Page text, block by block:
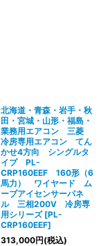
北海道・青森・岩手・秋
田・宮城・山形・福島・
業務用エアコン 三菱
冷房専用エアコン てん
かせ4方向 シングルタ
イプ PL-
CRP160EEF 160形（6
馬力） ワイヤード ム
ーブアイセンサーパネ
ル 三相200V 冷房専
用シリーズ [PL-
CRP160EEF]
313,000円(税込)